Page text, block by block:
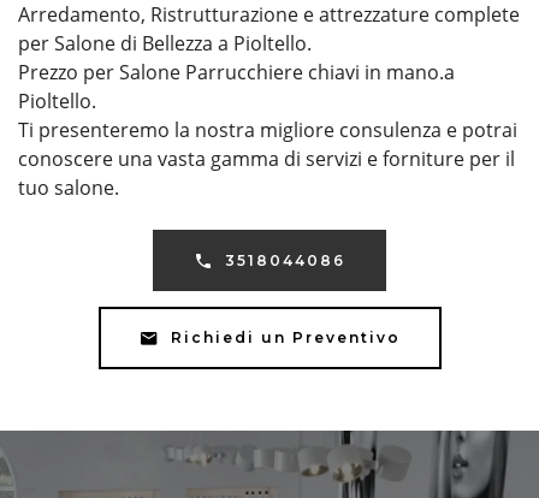
Arredamento, Ristrutturazione e attrezzature complete
per Salone di Bellezza a Pioltello.
Prezzo per Salone Parrucchiere chiavi in mano.a
Pioltello.
Ti presenteremo la nostra migliore consulenza e potrai
conoscere una vasta gamma di servizi e forniture per il
tuo salone.
3518044086
Richiedi un Preventivo